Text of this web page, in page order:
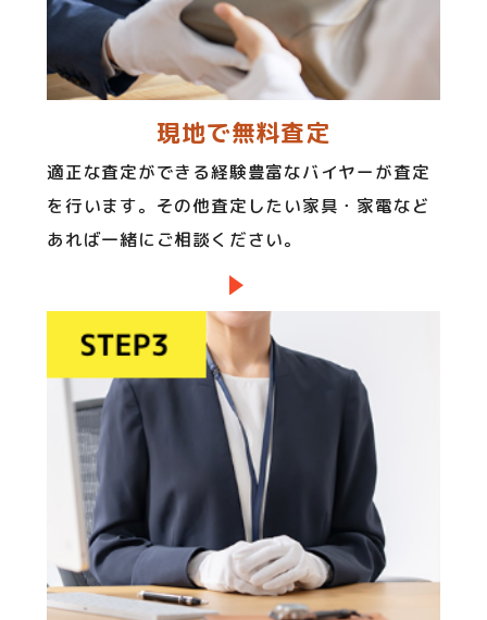
現地で無料査定
適正な査定ができる経験豊富なバイヤーが査定
を行います。その他査定したい家具・家電など
あれば一緒にご相談ください。